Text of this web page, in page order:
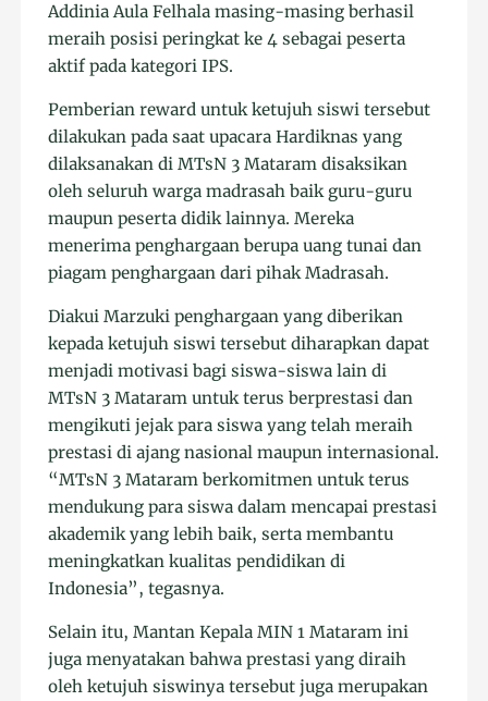
Addinia Aula Felhala masing-masing berhasil
meraih posisi peringkat ke 4 sebagai peserta
aktif pada kategori IPS.
Pemberian reward untuk ketujuh siswi tersebut
dilakukan pada saat upacara Hardiknas yang
dilaksanakan di MTsN 3 Mataram disaksikan
oleh seluruh warga madrasah baik guru-guru
maupun peserta didik lainnya. Mereka
menerima penghargaan berupa uang tunai dan
piagam penghargaan dari pihak Madrasah.
Diakui Marzuki penghargaan yang diberikan
kepada ketujuh siswi tersebut diharapkan dapat
menjadi motivasi bagi siswa-siswa lain di
MTsN 3 Mataram untuk terus berprestasi dan
mengikuti jejak para siswa yang telah meraih
prestasi di ajang nasional maupun internasional.
“MTsN 3 Mataram berkomitmen untuk terus
mendukung para siswa dalam mencapai prestasi
akademik yang lebih baik, serta membantu
meningkatkan kualitas pendidikan di
Indonesia”, tegasnya.
Selain itu, Mantan Kepala MIN 1 Mataram ini
juga menyatakan bahwa prestasi yang diraih
oleh ketujuh siswinya tersebut juga merupakan